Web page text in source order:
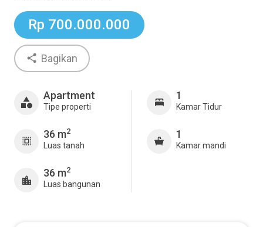
Rp 700.000.000
Bagikan
Apartment
Tipe properti
36 m2
Luas tanah
36 m2
Luas bangunan
1
Kamar Tidur
1
Kamar mandi